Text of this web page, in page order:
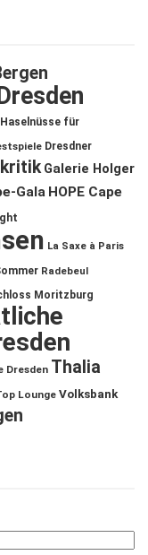
Haselnüsse für
Dresdner
Galerie Holger
Gala HOPE Cape
La Saxe à Paris
Radebeul
Moritzburg
Dresden Thalia
Lounge Volksbank